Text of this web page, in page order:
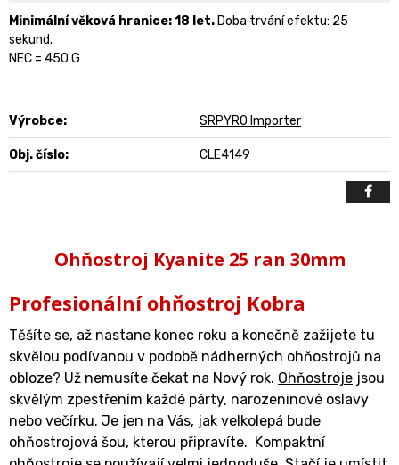
Minimální věková hranice: 18 let. Doba trvání efektu: 25
sekund.
NEC = 450 G
Výrobce: SRPYRO Importer
Obj. číslo: CLE4149
Ohňostroj Kyanite 25 ran 30mm
Profesionální ohňostroj Kobra
Těšíte se, až nastane konec roku a konečně zažijete tu
skvělou podívanou v podobě nádherných ohňostrojů na
obloze? Už nemusíte čekat na Nový rok. Ohňostroje jsou
skvělým zpestřením každé párty, narozeninové oslavy
nebo večírku. Je jen na Vás, jak velkolepá bude
ohňostrojová šou, kterou připravíte. Kompaktní